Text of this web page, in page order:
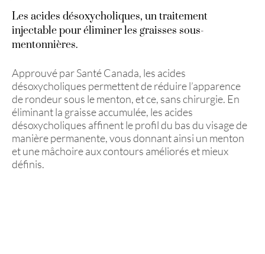
Les acides désoxycholiques, un traitement
injectable pour éliminer les graisses sous-
mentonnières.
Approuvé par Santé Canada, les acides
désoxycholiques permettent de réduire l’apparence
de rondeur sous le menton, et ce, sans chirurgie. En
éliminant la graisse accumulée, les acides
désoxycholiques affinent le profil du bas du visage de
manière permanente, vous donnant ainsi un menton
et une mâchoire aux contours améliorés et mieux
définis.